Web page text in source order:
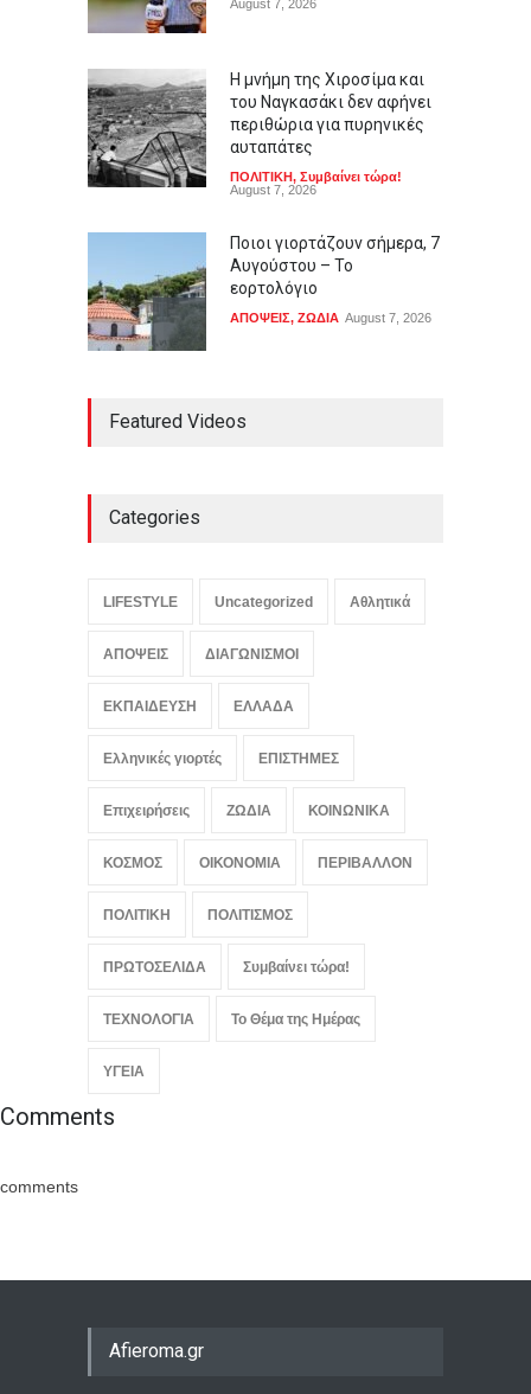
August 7, 2026
Η μνήμη της Χιροσίμα και
του Ναγκασάκι δεν αφήνει
περιθώρια για πυρηνικές
αυταπάτες
ΠΟΛΙΤΙΚΗ, Συμβαίνει τώρα!
August 7, 2026
Ποιοι γιορτάζουν σήμερα, 7
Αυγούστου – Το
εορτολόγιο
ΑΠΟΨΕΙΣ, ΖΩΔΙΑ August 7, 2026
παιδόφιλο στο νέο τρέιλερ
πατέρας του Τραμπ, ο
LIFESTYLE
August 7, 2026
Featured Videos
Categories
LIFESTYLE Uncategorized Αθλητικά
ΑΠΟΨΕΙΣ ΔΙΑΓΩΝΙΣΜΟΙ
ΕΚΠΑΙΔΕΥΣΗ ΕΛΛΑΔΑ
Ελληνικές γιορτές ΕΠΙΣΤΗΜΕΣ
Επιχειρήσεις ΖΩΔΙΑ ΚΟΙΝΩΝΙΚΑ
ΚΟΣΜΟΣ ΟΙΚΟΝΟΜΙΑ ΠΕΡΙΒΑΛΛΟΝ
ΠΟΛΙΤΙΚΗ ΠΟΛΙΤΙΣΜΟΣ
ΠΡΩΤΟΣΕΛΙΔΑ Συμβαίνει τώρα!
ΤΕΧΝΟΛΟΓΙΑ Το Θέμα της Ημέρας
ΥΓΕΙΑ
Comments
comments
Afieroma.gr